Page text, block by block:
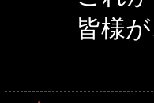
皆様